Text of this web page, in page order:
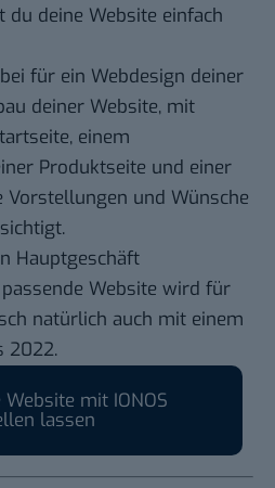
du deine Website einfach
für ein Webdesign deiner
deiner Website, mit
einem
Produktseite und einer
Vorstellungen und Wünsche
Hauptgeschäft
Website wird für
natürlich auch mit einem
2022.
mit IONOS
lassen